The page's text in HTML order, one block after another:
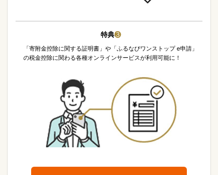
特典❸
「寄附金控除に関する証明書」や「ふるなびワンストップ e申請」
の税金控除に関わる各種オンラインサービスが利用可能に！